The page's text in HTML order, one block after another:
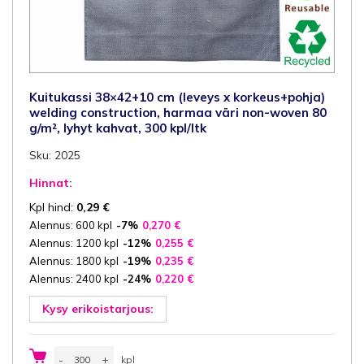
Kuitukassi 38×42+10 cm (leveys x korkeus+pohja)
welding construction, harmaa väri non-woven 80
g/m², lyhyt kahvat, 300 kpl/ltk
Sku: 2025
Hinnat:
Kpl hind: 0,29 €
Alennus: 600 kpl -7% 0,270 €
Alennus: 1200 kpl -12% 0,255 €
Alennus: 1800 kpl -19% 0,235 €
Alennus: 2400 kpl -24% 0,220 €
Kysy erikoistarjous:
- + kpl